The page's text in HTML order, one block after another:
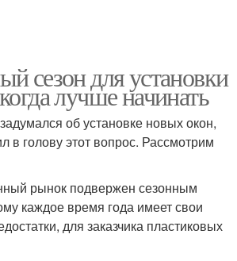
сезон для установки
лучше начинать
об установке новых окон,
в голову этот вопрос. Рассмотрим
рынок подвержен сезонным
каждое время года имеет свои
для заказчика пластиковых